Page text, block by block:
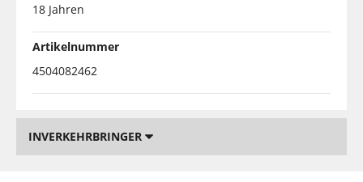
18 Jahren
Artikelnummer
4504082462
INVERKEHRBRINGER